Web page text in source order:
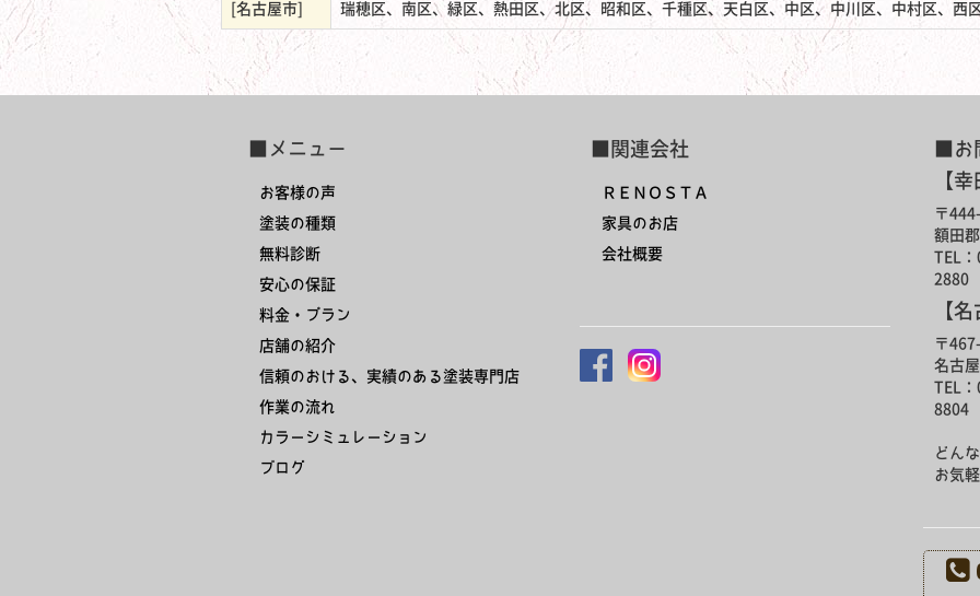
[名古屋市] 瑞穂区、南区、緑区、熱田区、北区、昭和区、千種区、天白区、中区、中川区、中村区、西
■メニュー
お客様の声
塗装の種類
無料診断
安心の保証
料金・プラン
店舗の紹介
信頼のおける、実績のある塗装専門店
作業の流れ
カラーシミュレーション
ブログ
■関連会社
ＲＥＮＯＳＴＡ
家具のお店
会社概要
■お
【
〒
額田
TEL
2880
【
〒
名古
TEL
8804
どん
お気